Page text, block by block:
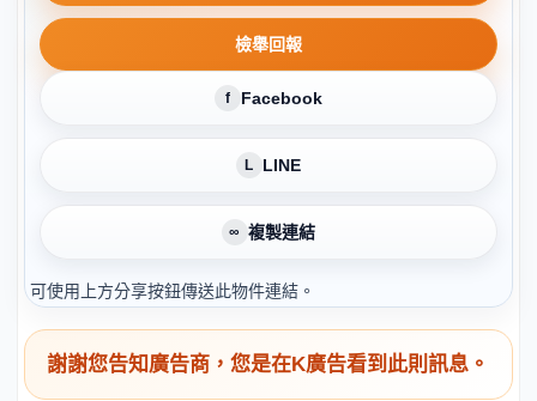
檢舉回報
f Facebook
L LINE
∞ 複製連結
可使用上方分享按鈕傳送此物件連結。
謝謝您告知廣告商，您是在K廣告看到此則訊息。